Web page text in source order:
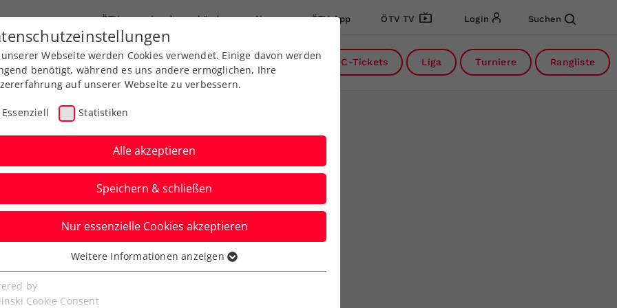
ÖTV Landesverbände News ÖTV App ÖTV TV Login Suchen
Ausbildung Services Über uns FAQ DC-Tickets Liga Turniere Rangliste
Erler/Miedler nach
Triumph
Webseite werden Cookies verwendet. Einige davon werden
benötigt, während es uns andere ermöglichen, Ihre
auf unserer Webseite zu verbessern.
Essenziell Statistiken
Alle akzeptieren
Speichern & schließen
Nur essenzielle Cookies akzeptieren
Cookies werden für grundlegende Funktionen der
benötigt. Dadurch ist gewährleistet, dass die Webseite
Weitere Informationen anzeigen
by
Cookie Consent